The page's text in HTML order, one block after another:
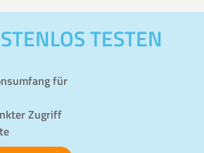
TESTEN
für
Zugriff